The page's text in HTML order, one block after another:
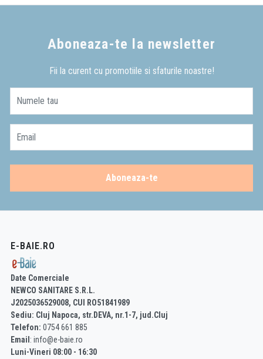
Aboneaza-te la newsletter
Fii la curent cu promotiile si sfaturile noastre!
Numele tau
Email
Aboneaza-te
E-BAIE.RO
Date Comerciale
NEWCO SANITARE S.R.L.
J2025036529008, CUI RO51841989
Sediu: Cluj Napoca, str.DEVA, nr.1-7, jud.Cluj
Telefon: 0754 661 885
Email : info@e-baie.ro
Luni-Vineri 08:00 - 16:30